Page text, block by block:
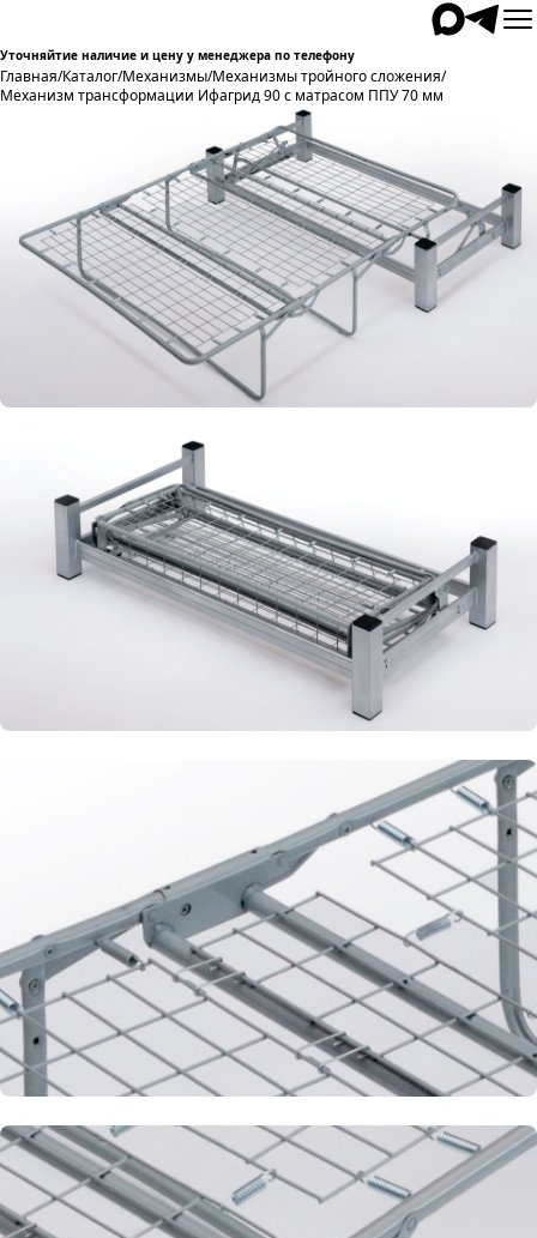
Уточняйтие наличие и цену у менеджера по телефону
Главная/Каталог/Механизмы/Механизмы тройного сложения/
Механизм трансформации Ифагрид 90 с матрасом ППУ 70 мм